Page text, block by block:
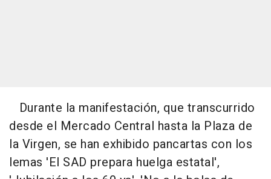
Durante la manifestación, que transcurrido
desde el Mercado Central hasta la Plaza de
la Virgen, se han exhibido pancartas con los
lemas 'El SAD prepara huelga estatal',